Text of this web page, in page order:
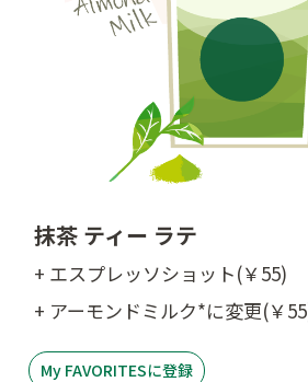
抹茶 ティー ラテ
+ エスプレッソショット(￥55)
+ アーモンドミルク*に変更(￥
My FAVORITESに登録